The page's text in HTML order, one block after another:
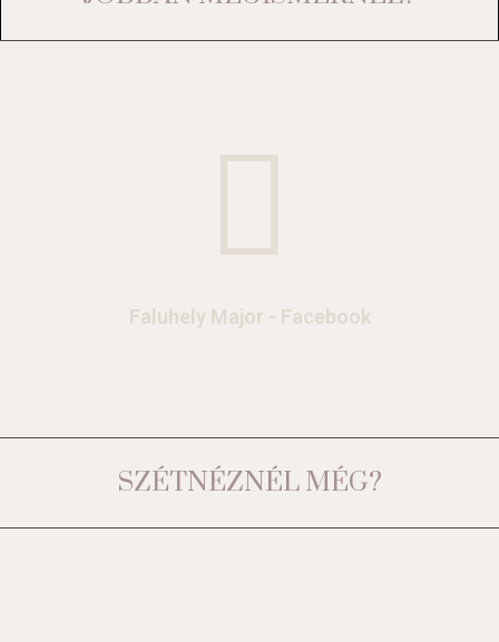
Faluhely Major - Facebook
SZÉTNÉZNÉL MÉG?